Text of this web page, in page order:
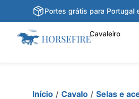
Portes grátis para Portugal
Cavaleiro
Início / Cavalo / Selas e